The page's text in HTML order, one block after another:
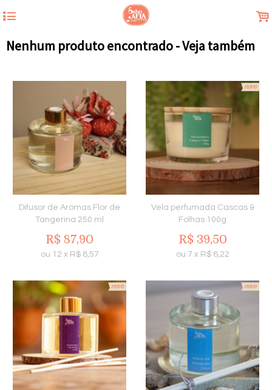
4 .
Nenhum produto encontrado - Veja também
Difusor de Aromas Flor de
Tangerina 250 ml
R$ 87,90
ou 12 x R$ 8,57
Vela perfumada Cascas &
Folhas 100g
R$ 39,50
ou 7 x R$ 6,22